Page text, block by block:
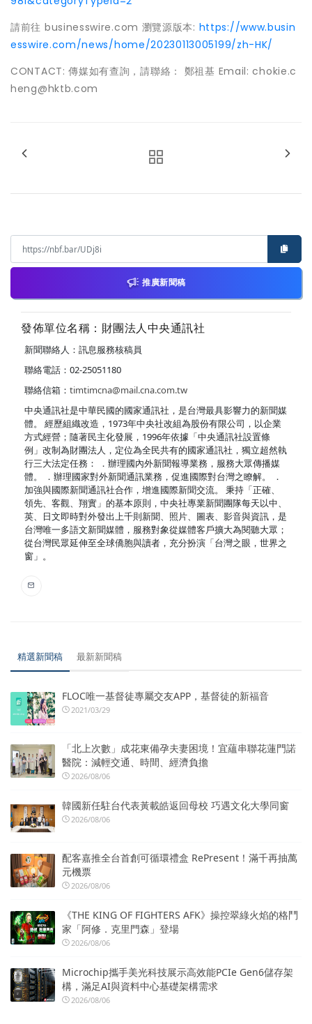
請前往 businesswire.com 瀏覽源版本: https://www.busin
esswire.com/news/home/20230113005199/zh-HK/
CONTACT: 傳媒如有查詢，請聯絡： 鄭祖基 Email: chokie.c
heng@hktb.com
推廣新聞稿
發佈單位名稱：財團法人中央通訊社
新聞聯絡人：訊息服務核稿員
聯絡電話：02-25051180
聯絡信箱： timtimcna@mail.cna.com.tw
中央通訊社是中華民國的國家通訊社，是台灣最具影響力的新聞媒
體。 經歷組織改造，1973年中央社改組為股份有限公司，以企業
方式經營；隨著民主化發展，1996年依據「中央通訊社設置條
例」改制為財團法人，定位為全民共有的國家通訊社，獨立超然執
行三大法定任務： ．辦理國內外新聞報導業務，服務大眾傳播媒
體。 ．辦理國家對外新聞通訊業務，促進國際對台灣之瞭解。 ．
加強與國際新聞通訊社合作，增進國際新聞交流。 秉持「正確、
領先、客觀、翔實」的基本原則，中央社專業新聞團隊每天以中、
英、日文即時對外發出上千則新聞、照片、圖表、影音與資訊，是
台灣唯一多語文新聞媒體，服務對象從媒體客戶擴大為閱聽大眾；
從台灣民眾延伸至全球僑胞與讀者，充分扮演「台灣之眼，世界之
窗」。
精選新聞稿 最新新聞稿
FLOC唯一基督徒專屬交友APP，基督徒的新福音
2021/03/29
「北上次數」成花東備孕夫妻困境！宜蘊串聯花蓮門諾
醫院：減輕交通、時間、經濟負擔
2026/08/06
韓國新任駐台代表黃載皓返回母校 巧遇文化大學同窗
2026/08/06
配客嘉推全台首創可循環禮盒 RePresent！滿千再抽萬
元機票
2026/08/06
《THE KING OF FIGHTERS AFK》操控翠綠火焰的格鬥
家「阿修．克里門森」登場
2026/08/06
Microchip攜手美光科技展示高效能PCIe Gen6儲存架
構，滿足AI與資料中心基礎架構需求
2026/08/06